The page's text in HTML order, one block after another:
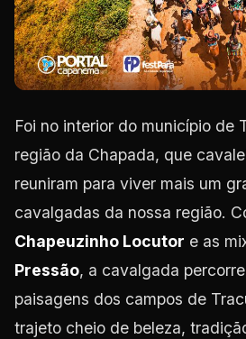
Foi no interior do município de
região da Chapada, que
reuniram para viver mais um
cavalgadas da nossa região.
Chapeuzinho Locutor e as
Pressão, a cavalgada
paisagens dos campos de
trajeto cheio de beleza,